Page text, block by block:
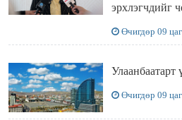
эрхлэгчдийг
Өчигдөр 09
Өчигдөр 09